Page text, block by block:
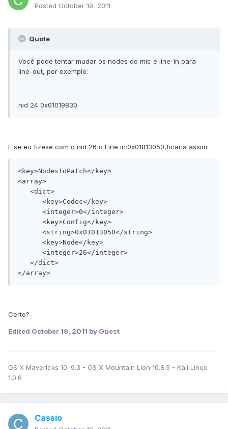
Posted October 19, 2011
Quote
Você pode tentar mudar os nodes do mic e line-in para
line-out, por exemplo:
nid 24 0x01019830
E se eu fizese com o nid 26 o Line in:0x01813050,ficaria assim:
<key>NodesToPatch</key>
<array>
<dict>
<key>Codec</key>
<integer>0</integer>
<key>Config</key>
<string>0x01013050</string>
<key>Node</key>
<integer>26</integer>
</dict>
Certo?
Edited October 19, 2011 by Guest
OS X Mavericks 10 .9.3 - OS X Mountain Lion 10.8.5 - Kali Linux
1.0.6
Cassio